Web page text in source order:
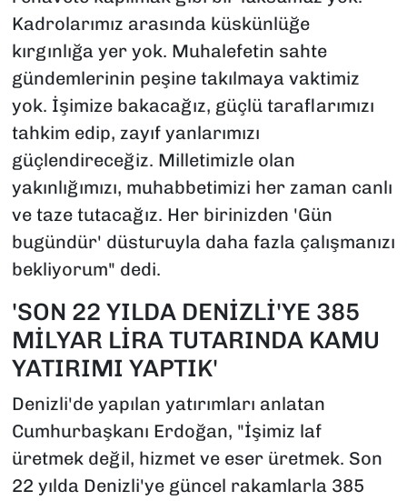
Kadrolarımız arasında küskünlüğe
kırgınlığa yer yok. Muhalefetin sahte
gündemlerinin peşine takılmaya vaktimiz
yok. İşimize bakacağız, güçlü taraflarımızı
tahkim edip, zayıf yanlarımızı
güçlendireceğiz. Milletimizle olan
yakınlığımızı, muhabbetimizi her zaman canlı
ve taze tutacağız. Her birinizden 'Gün
bugündür' düsturuyla daha fazla çalışmanızı
bekliyorum" dedi.
'SON 22 YILDA DENİZLİ'YE 385
MİLYAR LİRA TUTARINDA KAMU
YATIRIMI YAPTIK'
Denizli'de yapılan yatırımları anlatan
Cumhurbaşkanı Erdoğan, "İşimiz laf
üretmek değil, hizmet ve eser üretmek. Son
22 yılda Denizli'ye güncel rakamlarla 385